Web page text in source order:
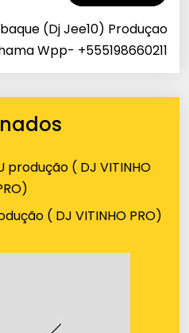
(Dj Jee10) Produçao
Wpp- +555198660211
( DJ VITINHO PRO)